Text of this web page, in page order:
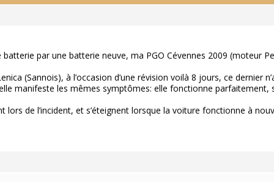
par une batterie neuve, ma PGO Cévennes 2009 (moteur
(Sannois), à l’occasion d’une révision voilà 8 jours, ce dernier
manifeste les mêmes symptômes: elle fonctionne
lors de l’incident, et s’éteignent lorsque la voiture fonctionne à